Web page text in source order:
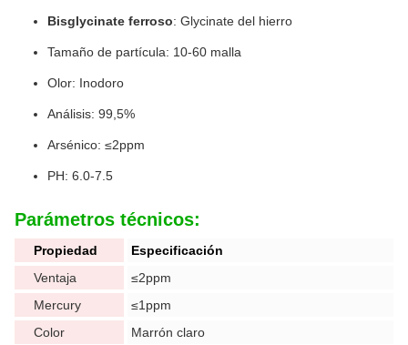
Bisglycinate ferroso: Glycinate del hierro
Tamaño de partícula: 10-60 malla
Olor: Inodoro
Análisis: 99,5%
Arsénico: ≤2ppm
PH: 6.0-7.5
Parámetros técnicos:
Propiedad
Especificación
Ventaja
≤2ppm
Mercury
≤1ppm
Color
Marrón claro